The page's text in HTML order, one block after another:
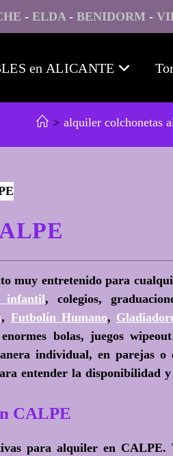
- ELDA- BENIDORM -
en ALICANTE
> alquiler colchonetas
muy entretenido para
infantil, colegios,
, Futbolín Humano,
bolas, juegos
individual, en parejas o
entender la disponibilidad
CALPE
para alquiler en CALPE.